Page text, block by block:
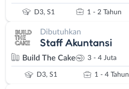
D3, S1 1 - 2 Tahun
Dibutuhkan
Staff Akuntansi
Build The Cake 3 - 4 Juta
D3, S1 1 - 4 Tahun